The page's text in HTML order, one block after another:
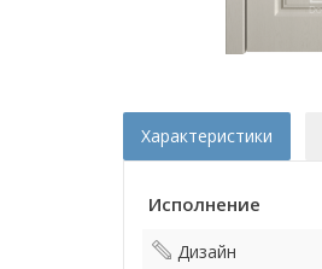
Характеристики
Исполнение
Дизайн